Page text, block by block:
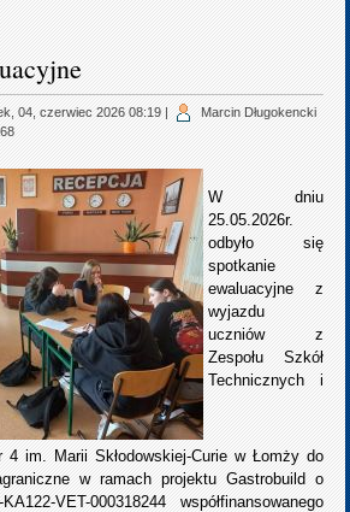
04, czerwiec 2026 08:19
Marcin Długokencki
W dniu
25.05.2026r.
odbyło się
spotkanie
ewaluacyjne z
wyjazdu
uczniów z
Zespołu Szkół
Technicznych i
4 im. Marii Skłodowskiej-Curie w Łomży do
w ramach projektu Gastrobuild o
VET-000318244 współfinansowanego